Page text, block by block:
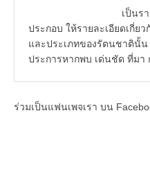
เป็นรายงานผ
ประกอบ ให้รายละเอียดเกี่
และประเภทของรัตนชาตินั้น
ประการหากพบ เด่นชัด ที่มา
ร่วมเป็นแฟนเพจเรา บน